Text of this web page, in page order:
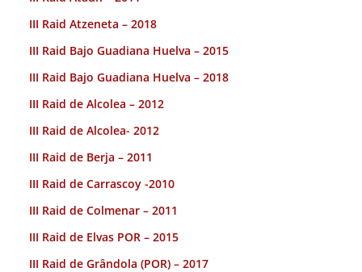
III Raid Atzeneta – 2018
III Raid Bajo Guadiana Huelva – 2015
III Raid Bajo Guadiana Huelva – 2018
III Raid de Alcolea – 2012
III Raid de Alcolea- 2012
III Raid de Berja – 2011
III Raid de Carrascoy -2010
III Raid de Colmenar – 2011
III Raid de Elvas POR – 2015
III Raid de Grândola (POR) – 2017